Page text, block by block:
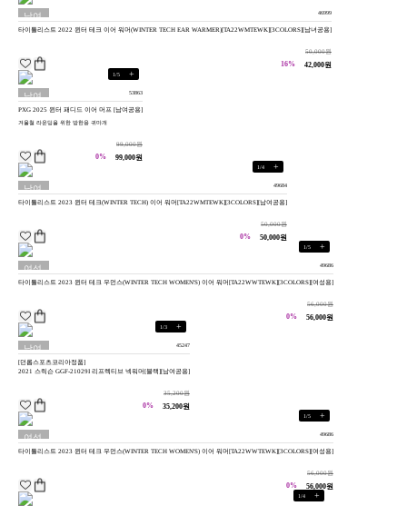
남여
공용
46999
타이틀리스트 2022 윈터 테크 이어 워머(WINTER TECH EAR WARMER)[TA22WMTEWK][3COLORS][남녀공용]
50,000원
16% 42,000원
1/5 +
남여
공용
53863
PXG 2025 윈터 패디드 이어 머프 [남여공용]
겨울철 라운딩을 위한 방한용 귀마개
99,000원
0% 99,000원
1/4 +
남여
공용
49684
타이틀리스트 2023 윈터 테크(WINTER TECH) 이어 워머[TA22WMTEWK][3COLORS][남여공용]
50,000원
0% 50,000원
1/5 +
여성
용
49686
타이틀리스트 2023 윈터 테크 우먼스(WINTER TECH WOMEN'S) 이어 워머[TA22WWTEWK][3COLORS][여성용]
56,000원
0% 56,000원
1/3 +
남여
공용
45247
[던롭스포츠코리아정품]
2021 스릭슨 GGF-21029I 리프렉티브 넥워머[블랙][남여공용]
35,200원
0% 35,200원
1/5 +
여성
용
49686
타이틀리스트 2023 윈터 테크 우먼스(WINTER TECH WOMEN'S) 이어 워머[TA22WWTEWK][3COLORS][여성용]
56,000원
0% 56,000원
1/4 +